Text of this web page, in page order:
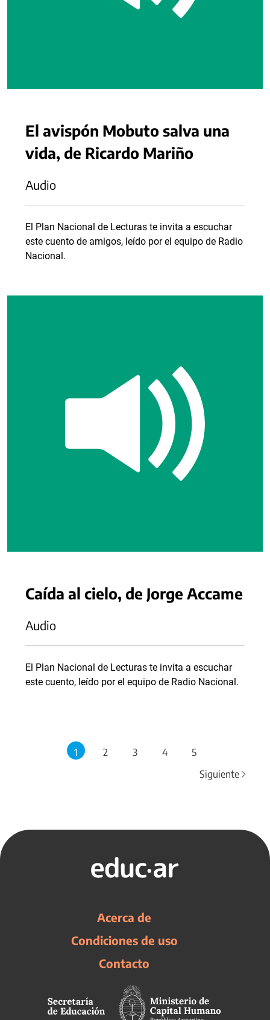
El avispón Mobuto salva una
vida, de Ricardo Mariño
Audio
El Plan Nacional de Lecturas te invita a escuchar
este cuento de amigos, leído por el equipo de Radio
Nacional.
Caída al cielo, de Jorge Accame
Audio
El Plan Nacional de Lecturas te invita a escuchar
este cuento, leído por el equipo de Radio Nacional.
1 2 3 4
5
Siguiente
Acerca de
Condiciones de uso
Contacto